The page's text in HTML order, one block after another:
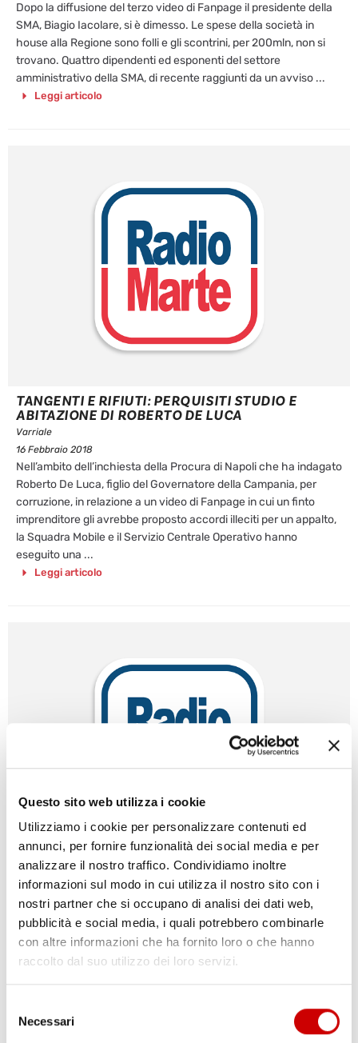
Questo sito web utilizza i cookie
Utilizziamo i cookie per personalizzare contenuti ed
annunci, per fornire funzionalità dei social media e per
analizzare il nostro traffico. Condividiamo inoltre
informazioni sul modo in cui utilizza il nostro sito con i
nostri partner che si occupano di analisi dei dati web,
pubblicità e social media, i quali potrebbero combinarle
con altre informazioni che ha fornito loro o che hanno
raccolto dal suo utilizzo dei loro servizi.
delNecessari
Dopo la diffusione del terzo video di Fanpage il presidente della
SMA, Biagio Iacolare, si è dimesso. Le spese della società in
house alla Regione sono folli e gli scontrini, per 200mln, non si
trovano. Quattro dipendenti ed esponenti del settore
amministrativo della SMA, di recente raggiunti da un avviso ...
Leggi articolo
TANGENTI E RIFIUTI: PERQUISITI STUDIO E
ABITAZIONE DI ROBERTO DE LUCA
Varriale
16 Febbraio 2018
Nell’ambito dell’inchiesta della Procura di Napoli che ha indagato
Roberto De Luca, figlio del Governatore della Campania, per
corruzione, in relazione a un video di Fanpage in cui un finto
imprenditore gli avrebbe proposto accordi illeciti per un appalto,
la Squadra Mobile e il Servizio Centrale Operativo hanno
eseguito una ...
Leggi articolo
IMPONEVANO TANGENTI FINGENDOSI
CAMORRISTI: FINITI AI DOMICILIARI
Varriale
3 Febbraio 2018
Due persone sono state arrestate perché, fingendosi camorristi,
estorcevano denaro ad un piccolo imprenditore di Varcaturo. I
all’imprenditore in totale 4mila euro di prodotti: ogni volta, infatti,